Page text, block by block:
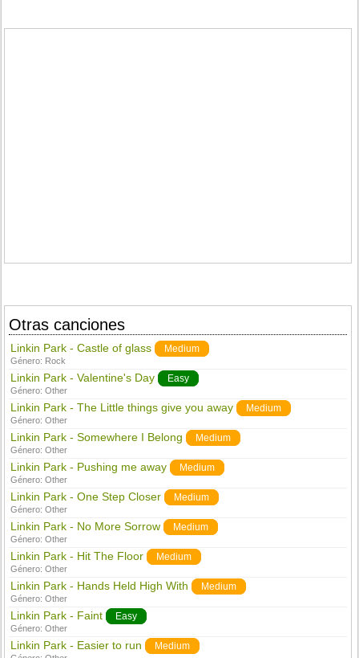
Otras canciones
Linkin Park - Castle of glass Medium
Género: Rock
Linkin Park - Valentine's Day Easy
Género:Other
Linkin Park - The Little things give you away Medium
Género:Other
Linkin Park - Somewhere I Belong Medium
Género:Other
Linkin Park - Pushing me away Medium
Género:Other
Linkin Park - One Step Closer Medium
Género:Other
Linkin Park - No More Sorrow Medium
Género:Other
Linkin Park - Hit The Floor Medium
Género:Other
Linkin Park - Hands Held High With Medium
Género:Other
Linkin Park - Faint Easy
Género:Other
Linkin Park - Easier to run Medium